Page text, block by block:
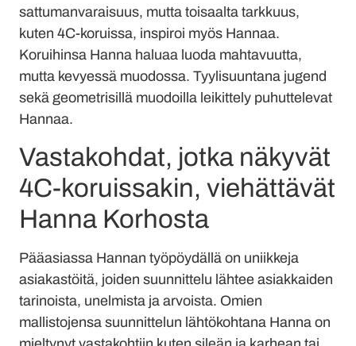
sattumanvaraisuus, mutta toisaalta tarkkuus,
kuten 4C-koruissa, inspiroi myös Hannaa.
Koruihinsa Hanna haluaa luoda mahtavuutta,
mutta kevyessä muodossa. Tyylisuuntana jugend
sekä geometrisillä muodoilla leikittely puhuttelevat
Hannaa.
Vastakohdat, jotka näkyvät
4C-koruissakin, viehättävät
Hanna Korhosta
Pääasiassa Hannan työpöydällä on uniikkeja
asiakastöitä, joiden suunnittelu lähtee asiakkaiden
tarinoista, unelmista ja arvoista. Omien
mallistojensa suunnittelun lähtökohtana Hanna on